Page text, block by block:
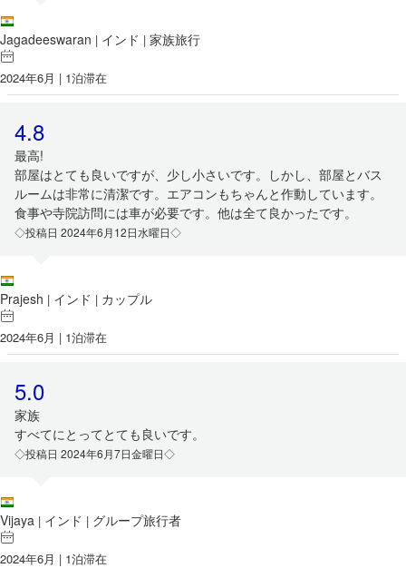
Jagadeeswaran | インド | 家族旅行
2024年6月 | 1泊滞在
4.8
最高!
部屋はとても良いですが、少し小さいです。しかし、部屋とバス
ルームは非常に清潔です。エアコンもちゃんと作動しています。
食事や寺院訪問には車が必要です。他は全て良かったです。
◇投稿日 2024年6月12日水曜日◇
Prajesh | インド | カップル
2024年6月 | 1泊滞在
5.0
家族
すべてにとってとても良いです。
◇投稿日 2024年6月7日金曜日◇
Vijaya | インド | グループ旅行者
2024年6月 | 1泊滞在